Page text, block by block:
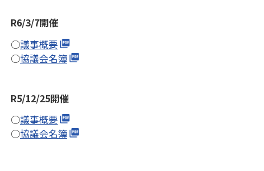
R6/3/7開催
○議事概要
○協議会名簿
R5/12/25開催
○議事概要
○協議会名簿